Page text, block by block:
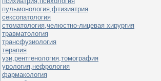
пульмонология,фтизиатрия
сексопатология
стоматология,челюстно-лицевая хирургия
травматология
трансфузиология
терапия
узи,рентгенология,томография
урология,нефрология
фармакология